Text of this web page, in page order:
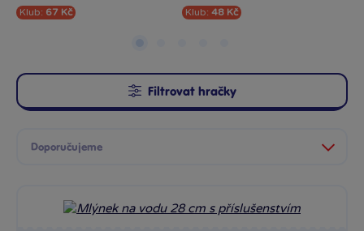
Klub: 67 Kč Klub: 48 Kč
Filtrovat hračky